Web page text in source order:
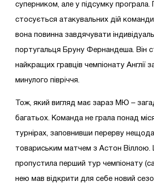
суперником, але у підсумку
стосується атакувальних дій
вона повинна завдячувати
португальця Бруну Фернандеша. Він
найкращих гравців чемпіонату Англії
минулого півріччя.
Тож, який вигляд має зараз МЮ –
багатьох. Команда не грала понад
турнірах, заповнивши перерву
товариським матчем з Астон
пропустила перший тур чемпіонату
нею мав відкрити для себе новий